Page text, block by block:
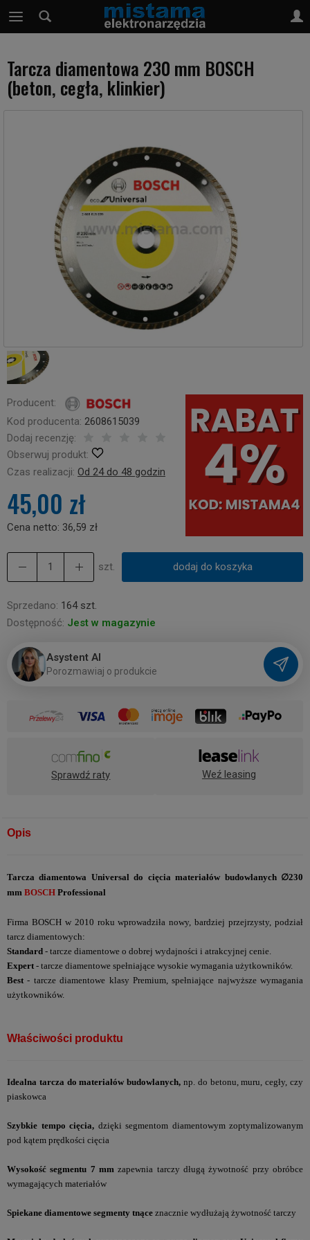
Tarcza diamentowa 230 mm BOSCH
(beton, cegła, klinkier)
Producent:
Kod producenta: 2608615039
Dodaj recenzję:
Obserwuj produkt:
Czas realizacji: Od 24 do 48 godzin
45,00 zł
Cena netto: 36,59 zł
szt. dodaj do koszyka
Sprzedano: 164 szt.
Dostępność: Jest w magazynie
Asystent AI
Porozmawiaj o produkcie
Sprawdź raty Weź leasing
Opis
Tarcza diamentowa Universal do cięcia materiałów budowlanych ∅230
mm BOSCH Professional
Firma BOSCH w 2010 roku wprowadziła nowy, bardziej przejrzysty, podział
tarcz diamentowych:
Standard - tarcze diamentowe o dobrej wydajności i atrakcyjnej cenie.
Expert - tarcze diamentowe spełniające wysokie wymagania użytkowników.
Best - tarcze diamentowe klasy Premium, spełniające najwyższe wymagania
użytkowników.
Właściwości produktu
Idealna tarcza do materiałów budowlanych, np. do betonu, muru, cegły, czy
piaskowca
Szybkie tempo cięcia, dzięki segmentom diamentowym zoptymalizowanym
pod kątem prędkości cięcia
Wysokość segmentu 7 mm zapewnia tarczy długą żywotność przy obróbce
wymagających materiałów
Spiekane diamentowe segmenty tnące znacznie wydłużają żywotność tarczy